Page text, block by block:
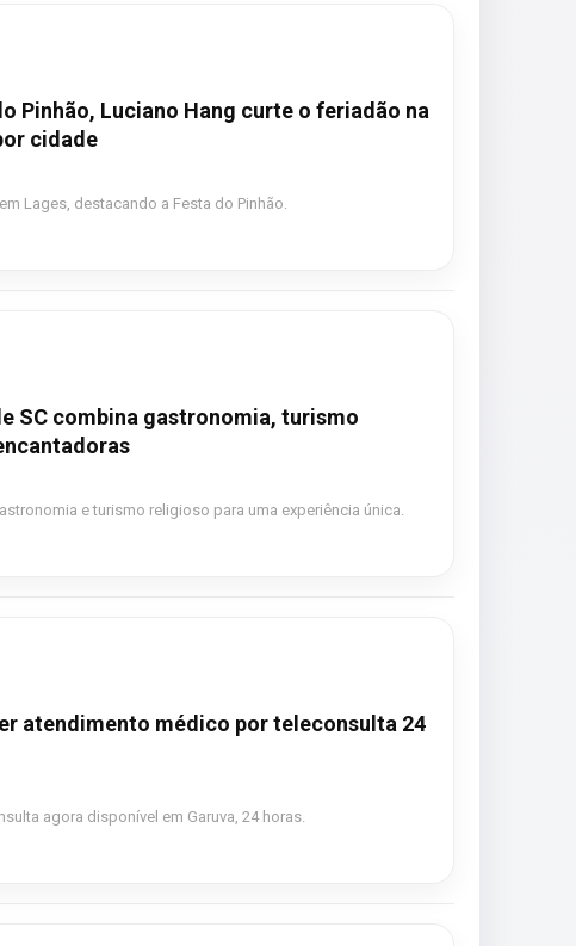
Pinhão, Luciano Hang curte o feriadão na
cidade
Lages, destacando a Festa do Pinhão.
SC combina gastronomia, turismo
e turismo religioso para uma experiência única.
atendimento médico por teleconsulta 24
agora disponível em Garuva, 24 horas.